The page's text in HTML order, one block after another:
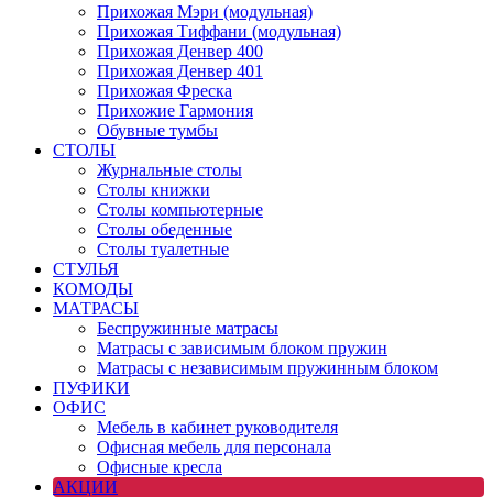
Прихожая Мэри (модульная)
Прихожая Тиффани (модульная)
Прихожая Денвер 400
Прихожая Денвер 401
Прихожая Фреска
Прихожие Гармония
Обувные тумбы
СТОЛЫ
Журнальные столы
Столы книжки
Столы компьютерные
Столы обеденные
Столы туалетные
СТУЛЬЯ
КОМОДЫ
МАТРАСЫ
Беспружинные матрасы
Матрасы с зависимым блоком пружин
Матрасы с независимым пружинным блоком
ПУФИКИ
ОФИС
Мебель в кабинет руководителя
Офисная мебель для персонала
Офисные кресла
АКЦИИ